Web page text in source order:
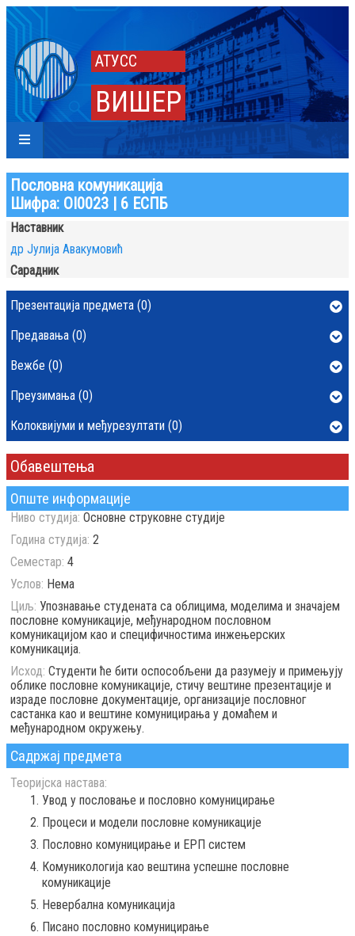
АТУСС
ВИШЕР
Пословна комуникација
Шифра: OI0023 | 6 ЕСПБ
Опште информације
Ниво студија: Основне струковне студије
Година студија: 2
Семестар: 4
Услов: Нема
Циљ: Упознавање студената са облицима, моделима и значајем
пословне комуникације, међународном пословном
комуникацијом као и специфичностима инжењерских
комуникација.
Исход: Студенти ће бити оспособљени да разумеју и примењују
облике пословне комуникације, стичу вештине презентације и
израде пословне документације, организације пословног
састанка као и вештине комуницирања у домаћем и
међународном окружењу.
Садржај предмета
Теоријска настава:
Увод у пословање и пословно комуницирање
Процеси и модели пословне комуникације
Пословно комуницирање и ЕРП систем
Комуникологија као вештина успешне пословне
комуникације
Невербална комуникација
Писано пословно комуницирање
Наставник
др Јулија Авакумовић
Сарадник
Презентација предмета (0)
Предавања (0)
Вежбе (0)
Преузимања (0)
Колоквијуми и међурезултати (0)
Обавештења